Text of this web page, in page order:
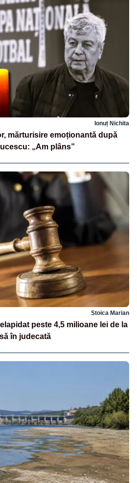
Ionuț Nichita
mărturisire emoționantă după
„Am plâns”
Stoica Marian
peste 4,5 milioane lei de la
în judecată